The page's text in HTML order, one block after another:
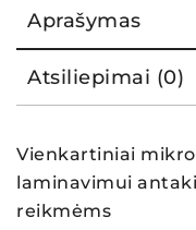
Aprašymas
Atsiliepimai (0)
Vienkartiniai
laminavimui
reikmėms